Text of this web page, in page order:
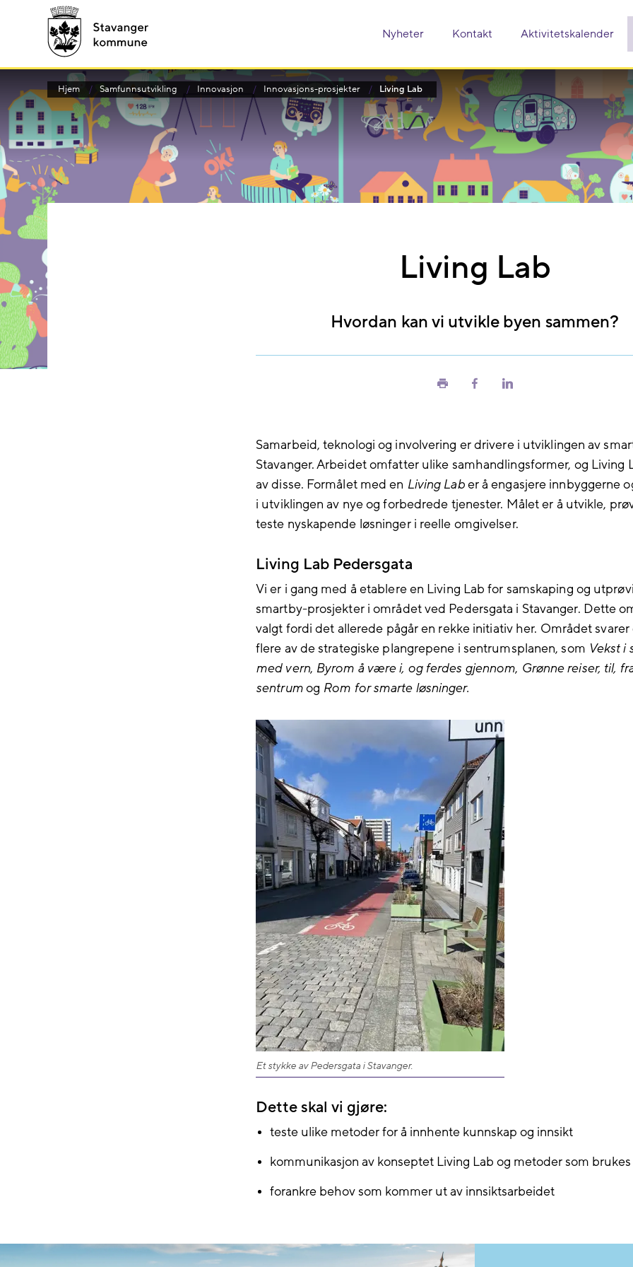
Nyheter Kontakt Aktivitetskalender
Hjem Samfunnsutvikling Innovasjon Innovasjons-prosjekter Living Lab
Living Lab
Hvordan kan vi utvikle byen sammen?
Skriv Del
Del
Samarbeid, teknologi og involvering er drivere i utviklingen av
Stavanger. Arbeidet omfatter ulike samhandlingsformer, og Living
av disse. Formålet med en Living Laber å engasjere innbyggerne
i utviklingen av nye og forbedrede tjenester. Målet er å utvikle,
teste nyskapende løsninger i reelle omgivelser.
Living Lab Pedersgata
Vi er i gang med å etablere en Living Lab for samskaping og
smartby-prosjekter i området ved Pedersgata i Stavanger. Dette
valgt fordi det allerede pågår en rekke initiativ her. Området svarer
flere av de strategiske plangrepene i sentrumsplanen, som Vekst i
med vern, Byrom å være i, og ferdes gjennom, Grønne reiser, til,
sentrumog Rom for smarte løsninger.
Et stykke av Pedersgata i Stavanger.
Dette skal vi gjøre:
teste ulike metoder for å innhente kunnskap og innsikt
kommunikasjon av konseptet Living Lab og metoder som
forankre behov som kommer ut av innsiktsarbeidet
Storhaug